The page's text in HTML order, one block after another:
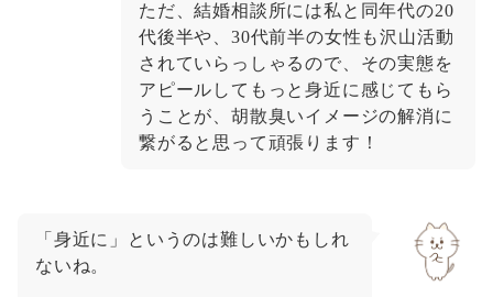
ただ、結婚相談所には私と同年代の20
代後半や、30代前半の女性も沢山活動
されていらっしゃるので、その実態を
アピールしてもっと身近に感じてもら
うことが、胡散臭いイメージの解消に
繋がると思って頑張ります！
「身近に」というのは難しいかもしれ
ないね。